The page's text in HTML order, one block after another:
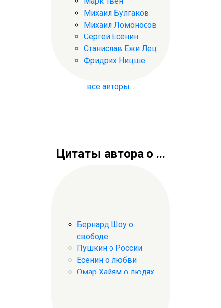
Михаил Булгаков
Михаил Ломоносов
Сергей Есенин
Станислав Ежи Лец
Фридрих Ницше
все авторы...
Цитаты автора о ...
Бернард Шоу о
свободе
Пушкин о России
Есенин о любви
Омар Хайям о людях